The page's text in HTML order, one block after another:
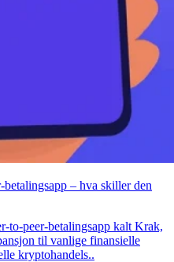
– hva skiller den
to-peer-betalingsapp kalt Krak,
til vanlige finansielle
kryptohandels..